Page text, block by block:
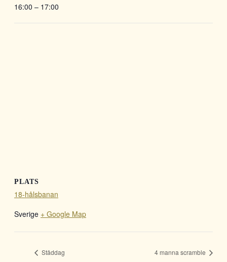
16:00 – 17:00
PLATS
18-hålsbanan
Sverige + Google Map
Städdag 4 manna scramble